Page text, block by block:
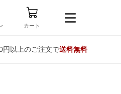
カート
以上のご注文で送料無料